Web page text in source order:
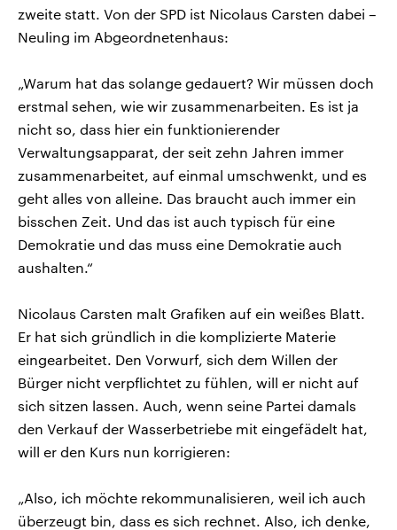
zweite statt. Von der SPD ist Nicolaus Carsten dabei –
Neuling im Abgeordnetenhaus:
„Warum hat das solange gedauert? Wir müssen doch
erstmal sehen, wie wir zusammenarbeiten. Es ist ja
nicht so, dass hier ein funktionierender
Verwaltungsapparat, der seit zehn Jahren immer
zusammenarbeitet, auf einmal umschwenkt, und es
geht alles von alleine. Das braucht auch immer ein
bisschen Zeit. Und das ist auch typisch für eine
Demokratie und das muss eine Demokratie auch
aushalten.“
Nicolaus Carsten malt Grafiken auf ein weißes Blatt.
Er hat sich gründlich in die komplizierte Materie
eingearbeitet. Den Vorwurf, sich dem Willen der
Bürger nicht verpflichtet zu fühlen, will er nicht auf
sich sitzen lassen. Auch, wenn seine Partei damals
den Verkauf der Wasserbetriebe mit eingefädelt hat,
will er den Kurs nun korrigieren:
„Also, ich möchte rekommunalisieren, weil ich auch
überzeugt bin, dass es sich rechnet. Also, ich denke,